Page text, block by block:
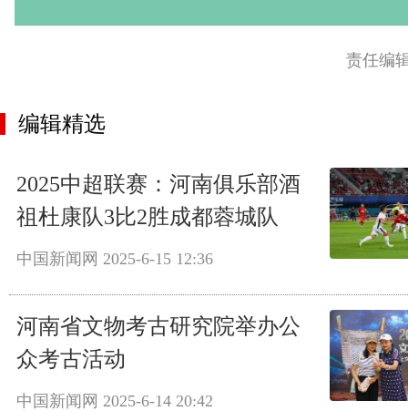
责任编
编辑精选
2025中超联赛：河南俱乐部酒
祖杜康队3比2胜成都蓉城队
中国新闻网 2025-6-15 12:36
河南省文物考古研究院举办公
众考古活动
中国新闻网 2025-6-14 20:42